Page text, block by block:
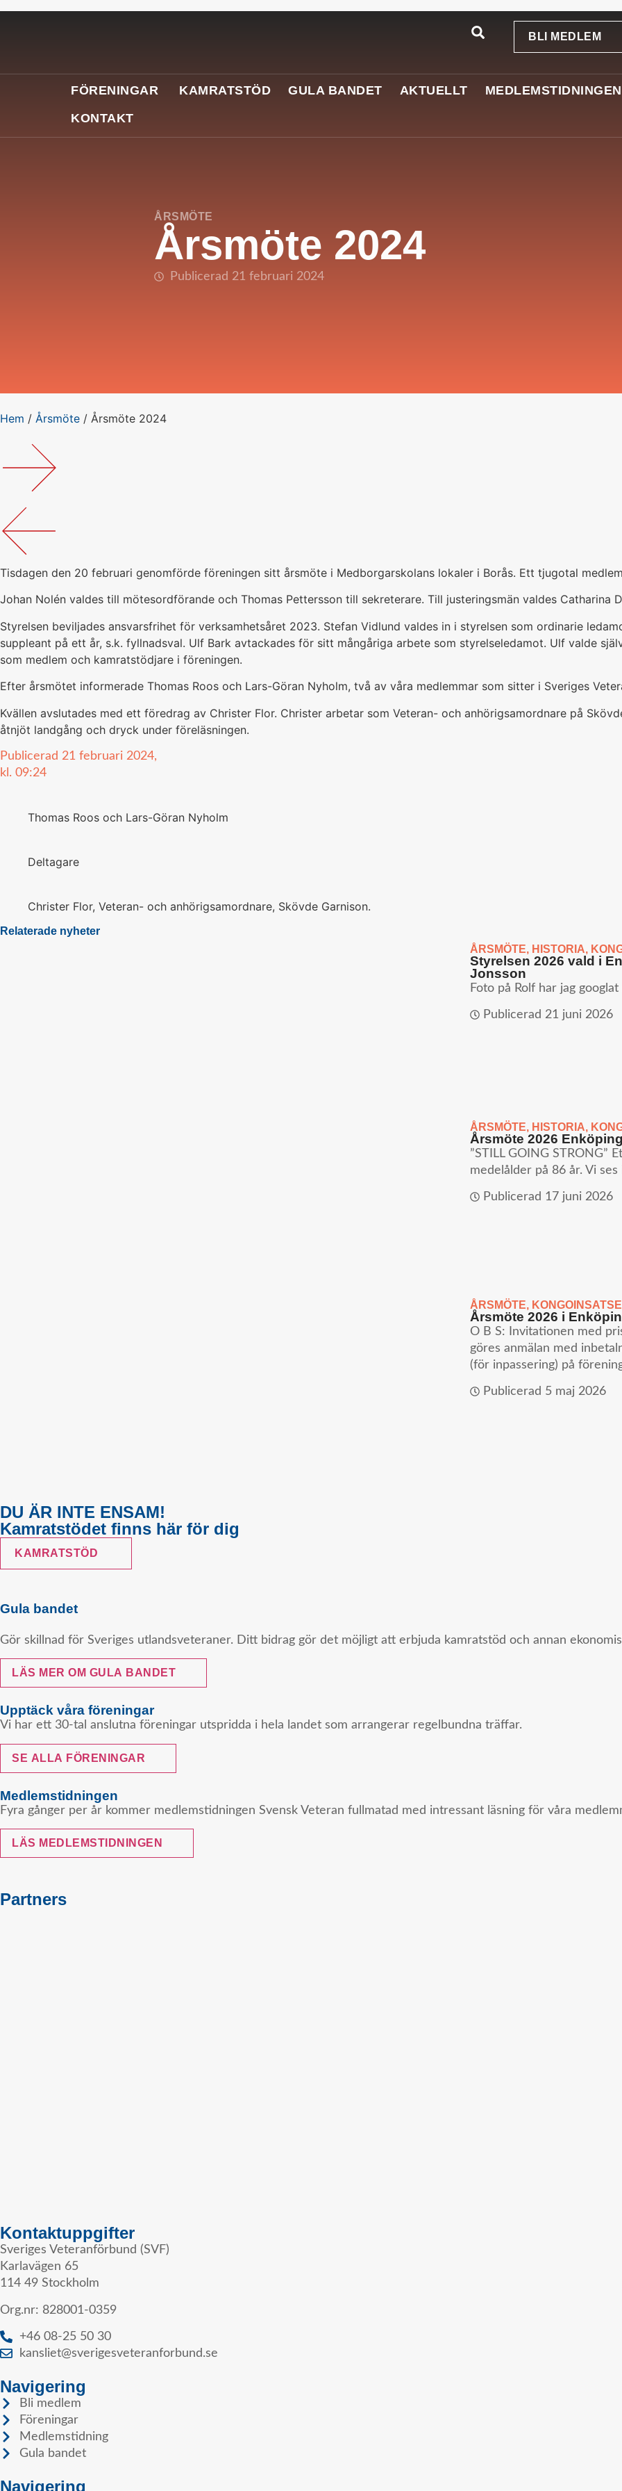
BLI MEDLEM
FÖRENINGAR KAMRATSTÖD GULA BANDET AKTUELLT MEDLEMSTIDNINGEN
KONTAKT
ÅRSMÖTE
Årsmöte 2024
Publicerad 21 februari 2024
Hem / Årsmöte / Årsmöte 2024
Tisdagen den 20 februari genomförde föreningen sitt årsmöte i Medborgarskolans lokaler i Borås. Ett tjugotal
Johan Nolén valdes till mötesordförande och Thomas Pettersson till sekreterare. Till justeringsmän valdes Catharina
Styrelsen beviljades ansvarsfrihet för verksamhetsåret 2023. Stefan Vidlund valdes in i styrelsen som ordinarie
suppleant på ett år, s.k. fyllnadsval. Ulf Bark avtackades för sitt mångåriga arbete som styrelseledamot. Ulf valde
som medlem och kamratstödjare i föreningen.
Efter årsmötet informerade Thomas Roos och Lars-Göran Nyholm, två av våra medlemmar som sitter i Sveriges
Kvällen avslutades med ett föredrag av Christer Flor. Christer arbetar som Veteran- och anhörigsamordnare på
åtnjöt landgång och dryck under föreläsningen.
Publicerad 21 februari 2024,
kl. 09:24
Thomas Roos och Lars-Göran Nyholm
Deltagare
Christer Flor, Veteran- och anhörigsamordnare, Skövde Garnison.
Relaterade nyheter
ÅRSMÖTE, HISTORIA,
Styrelsen 2026 vald i
Jonsson
Foto på Rolf har jag
Publicerad 21 juni 2026
ÅRSMÖTE, HISTORIA,
Årsmöte 2026
”STILL GOING STRONG”
medelålder på 86 år. Vi
Publicerad 17 juni 2026
ÅRSMÖTE,
Årsmöte 2026 i
O B S: Invitationen med
göres anmälan med
(för inpassering) på
Publicerad 5 maj 2026
DU ÄR INTE ENSAM!
Kamratstödet finns här för dig
KAMRATSTÖD
Gula bandet
Gör skillnad för Sveriges utlandsveteraner. Ditt bidrag gör det möjligt att erbjuda kamratstöd och annan
LÄS MER OM GULA BANDET
Upptäck våra föreningar
Vi har ett 30-tal anslutna föreningar utspridda i hela landet som arrangerar regelbundna träffar.
SE ALLA FÖRENINGAR
Medlemstidningen
Fyra gånger per år kommer medlemstidningen Svensk Veteran fullmatad med intressant läsning för våra
LÄS MEDLEMSTIDNINGEN
Partners
Kontaktuppgifter
Sveriges Veteranförbund (SVF)
Karlavägen 65
114 49 Stockholm
Org.nr: 828001-0359
+46 08-25 50 30
kansliet@sverigesveteranforbund.se
Navigering
Bli medlem
Föreningar
Medlemstidning
Gula bandet
Navigering